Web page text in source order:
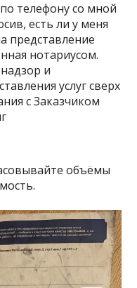
телефону со мной
есть ли у меня
представление
нотариусом.
и
услуг сверх
с Заказчиком
объёмы